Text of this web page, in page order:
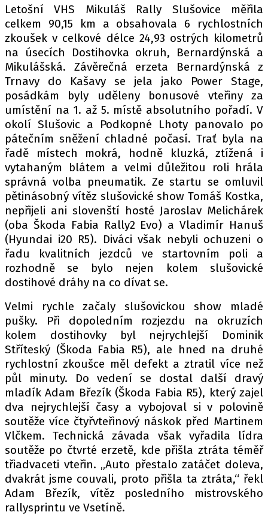
Pošlete e-mail na autoroad.cz
ETICKÝ KODEX
KONTAKT
VYDAVATEL
INZERCE
OSOBNÍ ÚDAJE / COOKIES
Provozovatelem serveru autoroad.cz je
INCORP MEDIA GROUP s.r.o., IČ: 118 23 054
Letošní VHS Mikuláš Rally Slušovice měřila
celkem 90,15 km a obsahovala 6 rychlostních
zkoušek v celkové délce 24,93 ostrých kilometrů
na úsecích Dostihovka okruh, Bernardýnská a
Mikulášská. Závěrečná erzeta Bernardýnská z
Trnavy do Kašavy se jela jako Power Stage,
posádkám byly uděleny bonusové vteřiny za
umístění na 1. až 5. místě absolutního pořadí. V
okolí Slušovic a Podkopné Lhoty panovalo po
pátečním sněžení chladné počasí. Trať byla na
řadě místech mokrá, hodně kluzká, ztížená i
vytahaným blátem a velmi důležitou roli hrála
správná volba pneumatik. Ze startu se omluvil
pětinásobný vítěz slušovické show Tomáš Kostka,
nepřijeli ani slovenští hosté Jaroslav Melichárek
(oba Škoda Fabia Rally2 Evo) a Vladimír Hanuš
(Hyundai i20 R5). Diváci však nebyli ochuzeni o
řadu kvalitních jezdců ve startovním poli a
rozhodně se bylo nejen kolem slušovické
dostihové dráhy na co dívat se.
Velmi rychle začaly slušovickou show mladé
pušky. Při dopoledním rozjezdu na okruzích
kolem dostihovky byl nejrychlejší Dominik
Stříteský (Škoda Fabia R5), ale hned na druhé
rychlostní zkoušce měl defekt a ztratil více než
půl minuty. Do vedení se dostal další dravý
mladík Adam Březík (Škoda Fabia R5), který zajel
dva nejrychlejší časy a vybojoval si v polovině
soutěže více čtyřvteřinový náskok před Martinem
Vlčkem. Technická závada však vyřadila lídra
soutěže po čtvrté erzetě, kde přišla ztráta téměř
třiadvaceti vteřin. „Auto přestalo zatáčet doleva,
dvakrát jsme couvali, proto přišla ta ztráta,“ řekl
Adam Březík, vítěz posledního mistrovského
rallysprintu ve Vsetíně.